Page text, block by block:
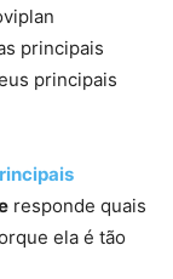
principais
principais
responde quais
ela é tão